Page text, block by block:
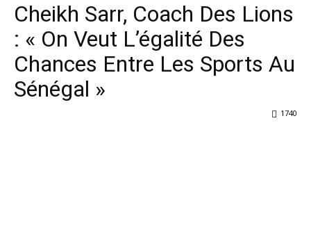
Cheikh Sarr, Coach Des Lions
: « On Veut L’égalité Des
Chances Entre Les Sports Au
Sénégal »
1740